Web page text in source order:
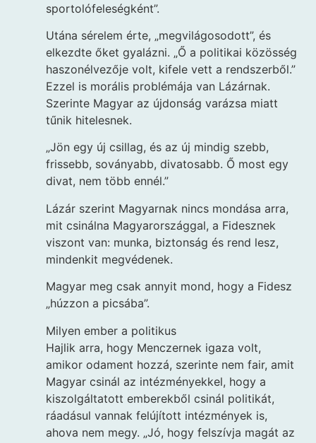
sportolófeleségként”.
Utána sérelem érte, „megvilágosodott”, és
elkezdte őket gyalázni. „Ő a politikai közösség
haszonélvezője volt, kifele vett a rendszerből.”
Ezzel is morális problémája van Lázárnak.
Szerinte Magyar az újdonság varázsa miatt
tűnik hitelesnek.
„Jön egy új csillag, és az új mindig szebb,
frissebb, soványabb, divatosabb. Ő most egy
divat, nem több ennél.”
Lázár szerint Magyarnak nincs mondása arra,
mit csinálna Magyarországgal, a Fidesznek
viszont van: munka, biztonság és rend lesz,
mindenkit megvédenek.
Magyar meg csak annyit mond, hogy a Fidesz
„húzzon a picsába”.
Milyen ember a politikus
Hajlik arra, hogy Menczernek igaza volt,
amikor odament hozzá, szerinte nem fair, amit
Magyar csinál az intézményekkel, hogy a
kiszolgáltatott emberekből csinál politikát,
ráadásul vannak felújított intézmények is,
ahova nem megy. „Jó, hogy felszívja magát az